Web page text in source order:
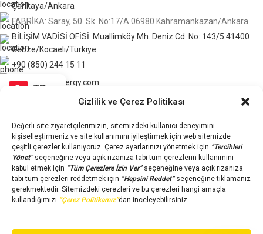
Gizlilik ve Çerez Politikası
Değerli site ziyaretçilerimizin, sitemizdeki kullanıcı deneyimini
kişiselleştirmeniz ve site kullanımını iyileştirmek için web sitemizde
çeşitli çerezler kullanıyoruz. Çerez ayarlarınızı yönetmek için “Tercihleri
Yönet”seçeneğine veya açık rızanıza tabi tüm çerezlerin kullanımını
kabul etmek için “Tüm Çerezlere İzin Ver”seçeneğine veya açık rızanıza
tabi tüm çerezleri reddetmek için “Hepsini Reddet”seçeneğine tıklamanız
gerekmektedir. Sitemizdeki çerezleri ve bu çerezleri hangi amaçla
kullandığımızı “Çerez Politikamız”dan inceleyebilirsiniz.
Çankaya/Ankara
FABRİKA: Saray, 50. Sk. No:17/A 06980 Kahramankazan/Ankara
BİLİŞİM VADİSİ OFİSİ: Muallimköy Mh. Deniz Cd. No: 143/5 41400
Gebze/Kocaeli/Türkiye
+90 (850) 244 15 11
info@wererenergy.com
SÖZLEŞMELER
Eğitim Merkezi ve Blog
Hakkımızda
İletişim/SSS
Hesabım
TR